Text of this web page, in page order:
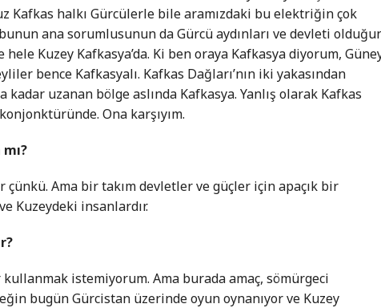
Kafkas halkı Gürcülerle bile aramızdaki bu elektriğin çok
ana sorumlusunun da Gürcü aydınları ve devleti
Kuzey Kafkasya’da. Ki ben oraya Kafkasya diyorum,
bence Kafkasyalı. Kafkas Dağları’nın iki yakasından
kadar uzanan bölge aslında Kafkasya. Yanlış olarak Kafkas
Ona karşıyım.
Ama bir takım devletler ve güçler için apaçık bir
Kuzeydeki insanlardır.
istemiyorum. Ama burada amaç, sömürgeci
bugün Gürcistan üzerinde oyun oynanıyor ve Kuzey